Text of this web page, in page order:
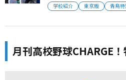
学校紹介 東京版 青鳥
月刊高校野球CHARGE